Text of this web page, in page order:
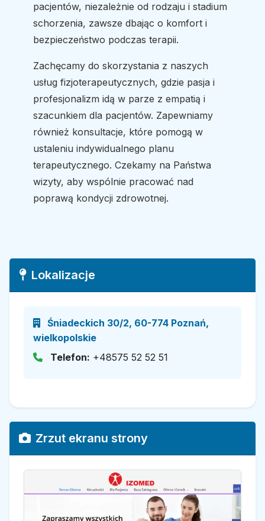
pacjentów, niezależnie od rodzaju i stadium
schorzenia, zawsze dbając o komfort i
bezpieczeństwo podczas terapii.
Zachęcamy do skorzystania z naszych
usług fizjoterapeutycznych, gdzie pasja i
profesjonalizm idą w parze z empatią i
szacunkiem dla pacjentów. Zapewniamy
również konsultacje, które pomogą w
ustaleniu indywidualnego planu
terapeutycznego. Czekamy na Państwa
wizyty, aby wspólnie pracować nad
poprawą kondycji zdrowotnej.
Lokalizacje
Śniadeckich 30/2, 60-774 Poznań,
wielkopolskie
Telefon: +48575 52 52 51
Zrzut ekranu strony